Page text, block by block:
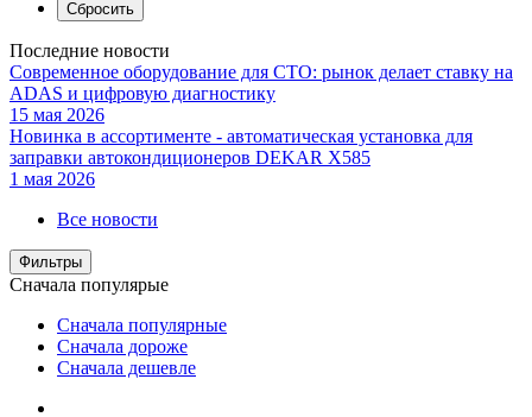
Последние новости
Современное оборудование для СТО: рынок делает ставку на
ADAS и цифровую диагностику
15 мая 2026
Новинка в ассортименте - автоматическая установка для
заправки автокондиционеров DEKAR X585
1 мая 2026
Все новости
Фильтры
Сначала популярые
Сначала популярные
Сначала дороже
Сначала дешевле